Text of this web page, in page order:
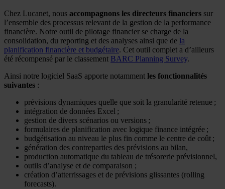
Chez Lucanet, nous accompagnons les directeurs financiers sur
l’ensemble des processus relevant de la gestion de la performance
financière. Notre outil de pilotage financier se charge de la
consolidation, du reporting et des analyses ainsi que de la
planification financière et budgétaire. Cet outil complet a d’ailleurs
été récompensé par le classement BARC Planning Survey.
Ainsi notre logiciel SaaS apporte notamment les fonctionnalités
suivantes :
prévisions dynamiques quelle que soit la granularité retenue ;
intégration de données Excel ;
gestion de divers scénarios ou versions ;
formulaires de planification avec logique finance intégrée ;
budgétisation au niveau le plus fin comme le centre de coût ;
génération des contreparties des prévisions au bilan,
production automatique du tableau de trésorerie prévisionnel,
outils d’analyse et de comparaison ;
création d’atterrissages et de prévisions glissantes (rolling
forecasts).